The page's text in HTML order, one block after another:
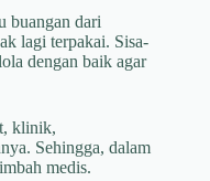
buangan dari
lagi terpakai. Sisa-
dengan baik agar
klinik,
Sehingga, dalam
medis.